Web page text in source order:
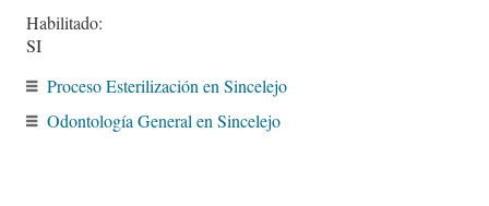
Habilitado:
SI
Proceso Esterilización en Sincelejo
Odontología General en Sincelejo